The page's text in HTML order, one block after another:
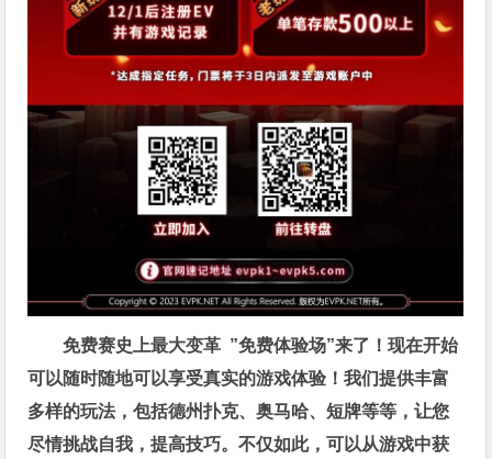
免费赛史上最大变革 ”免费体验场”来了！现在开始
可以随时随地可以享受真实的游戏体验！我们提供丰富
多样的玩法，包括德州扑克、奥马哈、短牌等等，让您
尽情挑战自我，提高技巧。不仅如此，可以从游戏中获